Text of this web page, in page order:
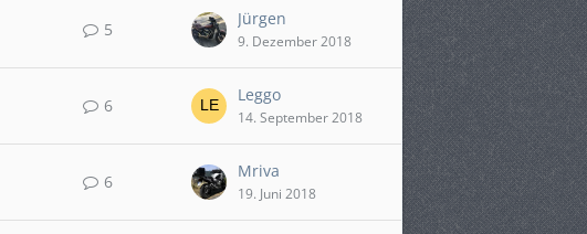
5
Jürgen
9. Dezember 2018
6
Leggo
14. September 2018
6
Mriva
19. Juni 2018